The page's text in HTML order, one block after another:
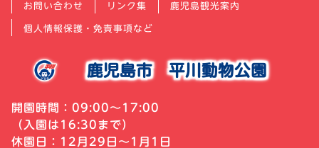
お問い合わせ リンク集 鹿児島観光案内
個人情報保護・免責事項など
鹿児島市平川動物公園
開園時間：09:00～17:00
（入園は16:30まで）
休園日：12月29日～1月1日